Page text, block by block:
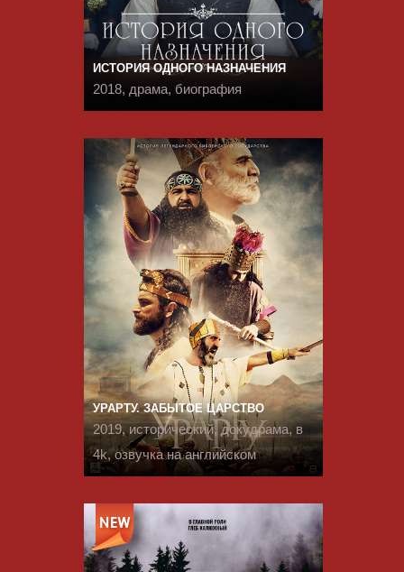
ИСТОРИЯ ОДНОГО НАЗНАЧЕНИЯ
2018, драма, биография
УРАРТУ. ЗАБЫТОЕ ЦАРСТВО
2019, исторический, докудрама, в
4k, озвучка на английском